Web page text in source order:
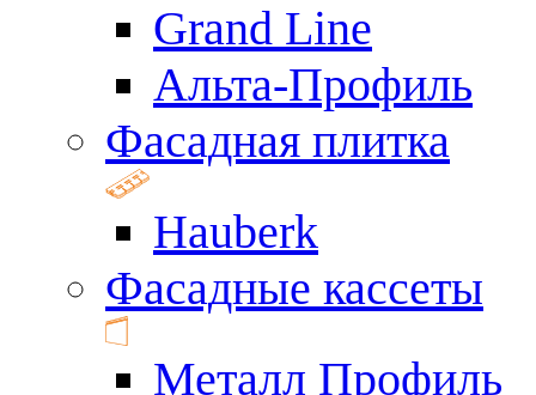
Grand Line
Альта-Профиль
Фасадная плитка
Hauberk
Фасадные кассеты
Металл Профиль